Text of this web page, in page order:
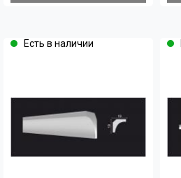
Есть в наличии